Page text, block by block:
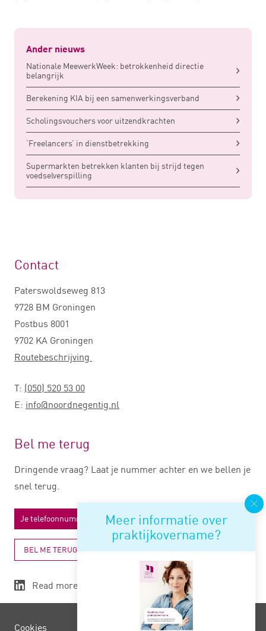
Ander nieuws
Nationale MeewerkWeek: betrokkenheid directie
belangrijk
Berekening KIA bij een samenwerkingsverband
Scholingsvouchers voor uitzendkrachten
‘Freelancers’ in dienstbetrekking
Supermarkten betrekken klanten bij strijd tegen
voedselverspilling
Meer informatie over
praktijkovername?
Contact
Paterswoldseweg 813
9728 BM Groningen
Postbus 8001
9702 KA Groningen
Routebeschrijving
T: (050) 520 53 00
E: info@noordnegentig.nl
Bel me terug
Dringende vraag? Laat je nummer achter en we bellen je
snel terug.
BEL ME TERUG
Read more
Cookies